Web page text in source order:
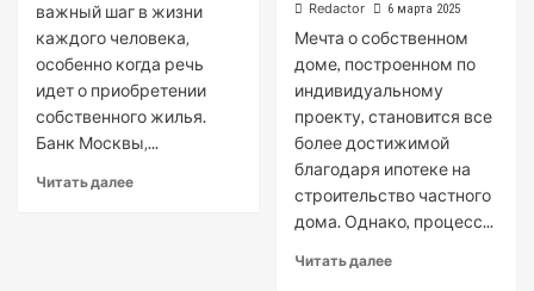
важный шаг в жизни
каждого человека‚
особенно когда речь
идет о приобретении
собственного жилья.
Банк Москвы‚...
Читать далее
Redactor 6 марта 2025
Мечта о собственном
доме, построенном по
индивидуальному
проекту, становится все
более достижимой
благодаря ипотеке на
строительство частного
дома. Однако, процесс...
Читать далее